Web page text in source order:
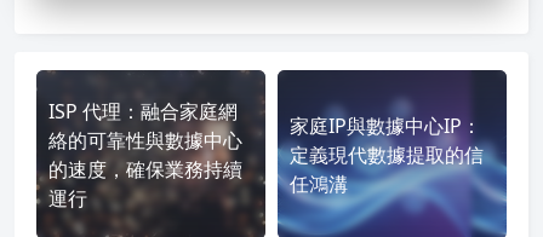
ISP 代理：融合家庭網
絡的可靠性與數據中心
的速度，確保業務持續
運行
家庭IP與數據中心IP：
定義現代數據提取的信
任鴻溝